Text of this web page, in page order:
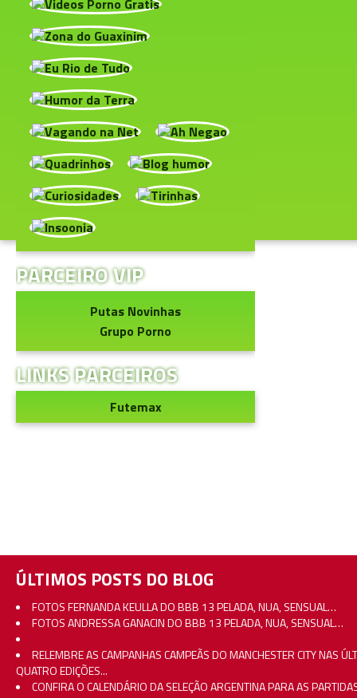
PARCEIRO VIP
Putas Novinhas
Grupo Porno
LINKS PARCEIROS
Futemax
ÚLTIMOS POSTS DO BLOG
FOTOS FERNANDA KEULLA DO BBB 13 PELADA, NUA, SENSUAL…
FOTOS ANDRESSA GANACIN DO BBB 13 PELADA, NUA, SENSUAL…
RELEMBRE AS CAMPANHAS CAMPEÃS DO MANCHESTER CITY NAS
QUATRO EDIÇÕES...
CONFIRA O CALENDÁRIO DA SELEÇÃO ARGENTINA PARA AS